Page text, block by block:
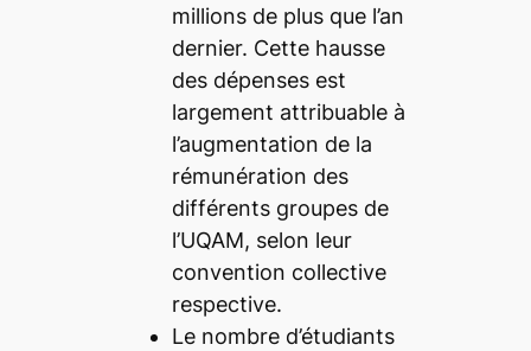
millions de plus que l’an
dernier. Cette hausse
des dépenses est
largement attribuable à
l’augmentation de la
rémunération des
différents groupes de
l’UQAM, selon leur
convention collective
respective.
Le nombre d’étudiants